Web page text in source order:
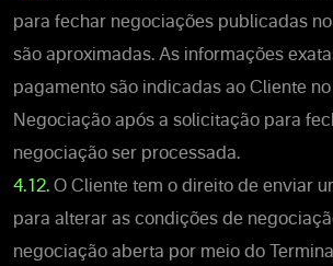
para fechar negociações publicadas
são aproximadas. As informações
pagamento são indicadas ao Cliente
Negociação após a solicitação para
negociação ser processada.
4.12. O Cliente tem o direito de enviar
para alterar as condições de
negociação aberta por meio do